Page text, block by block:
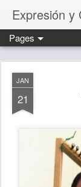
Expresión y
Pages
JAN
21